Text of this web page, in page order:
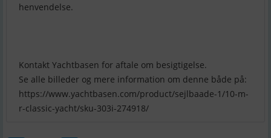
henvendelse.
Kontakt Yachtbasen for aftale om besigtigelse.
Se alle billeder og mere information om denne både på:
https://www.yachtbasen.com/product/sejlbaade-1/10-m-
r-classic-yacht/sku-303i-274918/